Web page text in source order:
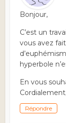
Bonjour,
C’est un
vous avez
hyperbole
En vous
Répondre